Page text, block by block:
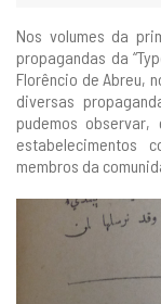
Nos volumes da
propagandas da
Florêncio de Abreu,
diversas
pudemos
estabelecimentos
membros da